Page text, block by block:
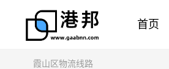
首页
霞山区物流线路